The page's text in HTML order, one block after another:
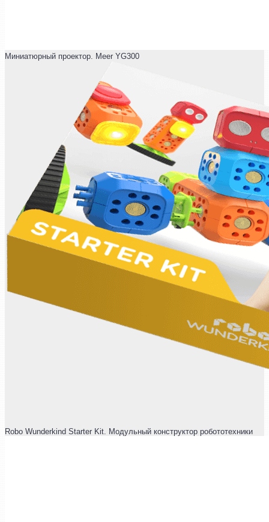
Миниатюрный проектор. Meer YG300
Robo Wunderkind Starter Kit. Модульный конструктор робототехники